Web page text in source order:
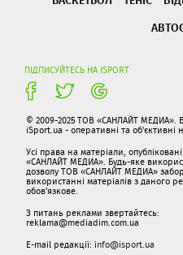
ПІДПИСУЙТЕСЬ НА ISPORT
© 2009-2025 ТОВ «САНЛАЙТ МЕДИА».
iSport.ua - оперативні та об'єктивні
Усі права на матеріали,
«САНЛАЙТ МЕДИА». Будь-яке
дозволу ТОВ «САНЛАЙТ МЕДИА»
використанні матеріалів з даного
обов'язкове.
З питань реклами звертайтесь:
reklama@mediadim.com.ua
E-mail редакції: info@isport.ua